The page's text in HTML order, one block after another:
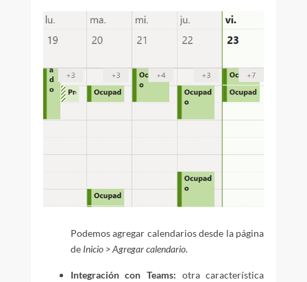
Podemos agregar calendarios desde la página
de Inicio > Agregar calendario.
Integración con Teams: otra característica